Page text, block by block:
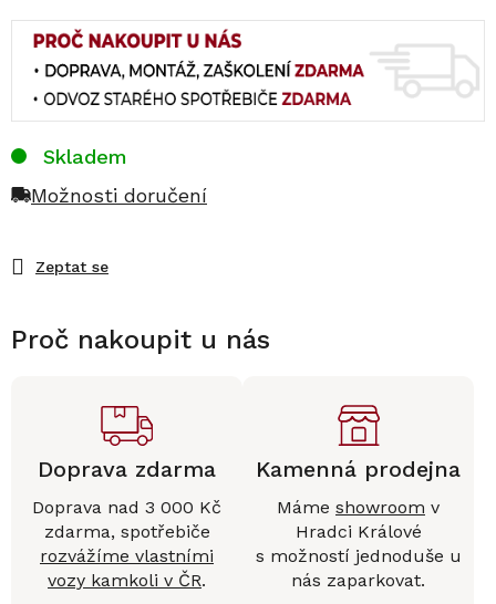
Zeptat se
Skladem
Možnosti doručení
Proč nakoupit u nás
Doprava zdarma
Doprava nad 3 000 Kč
zdarma, spotřebiče
rozvážíme vlastními
vozy kamkoli v ČR.
Kamenná prodejna
Máme showroom v
Hradci Králové
s možností jednoduše u
nás zaparkovat.